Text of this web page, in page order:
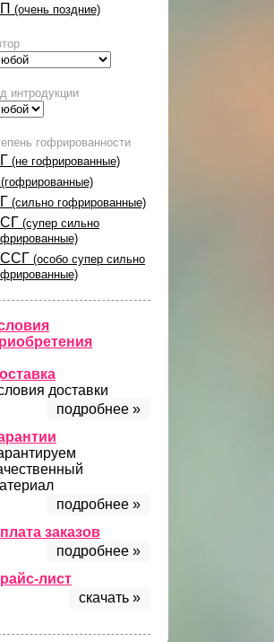
(очень поздние)
интродукции
гофрированности
(не гофрированные)
(гофрированные)
(сильно гофрированные)
(супер сильно
(особо супер сильно
доставки
подробнее »
подробнее »
заказов
подробнее »
лист
скачать »